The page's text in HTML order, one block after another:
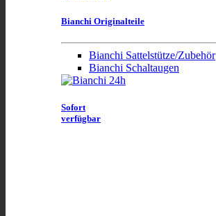
Bianchi Originalteile
Bianchi Sattelstütze/Zubehör
Bianchi Schaltaugen
Sofort
verfügbar